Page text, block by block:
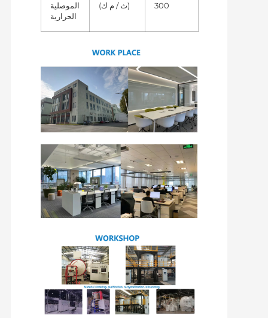
الموصلية
الحرارية
(ث / م ك) 300